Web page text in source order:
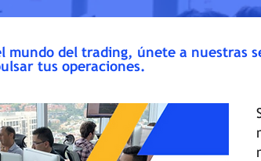
mundo del trading, únete a nuestras
tus operaciones.